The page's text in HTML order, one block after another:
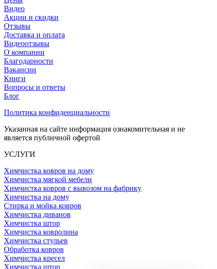
Видео
Акции и скидки
Отзывы
Доставка и оплата
Видеоотзывы
О компании
Благодарности
Вакансии
Книги
Вопросы и ответы
Блог
Политика конфиденциальности
Указанная на сайте информация ознакомительная и не
является публичной офертой
УСЛУГИ
Химчистка ковров на дому
Химчистка мягкой мебели
Химчистка ковров с вывозом на фабрику
Химчистка на дому
Стирка и мойка ковров
Химчистка диванов
Химчистка штор
Химчистка ковролина
Химчистка стульев
Обработка ковров
Химчистка кресел
Химчистка штор